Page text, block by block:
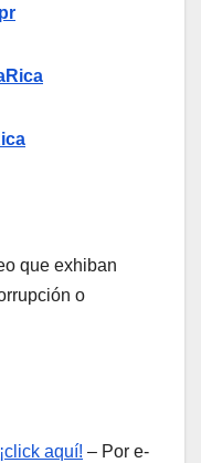
que exhiban
o
¡click aquí! – Por e-